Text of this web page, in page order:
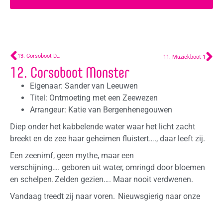
13. Corsoboot De Lier 11. Muziekboot 1
12. Corsoboot Monster
Eigenaar: Sander van Leeuwen
Titel: Ontmoeting met een Zeewezen
Arrangeur: Katie van Bergenhenegouwen
Diep onder het kabbelende water waar het licht zacht
breekt en de zee haar geheimen fluistert…., daar leeft zij.
Een zeenimf, geen mythe, maar een
verschijning…. geboren uit water, omringd door bloemen
en schelpen. Zelden gezien…. Maar nooit verdwenen.
Vandaag treedt zij naar voren. Nieuwsgierig naar onze